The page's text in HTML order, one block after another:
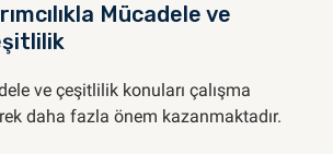
Mücadele ve
ve çeşitlilik konuları çalışma
daha fazla önem kazanmaktadır.